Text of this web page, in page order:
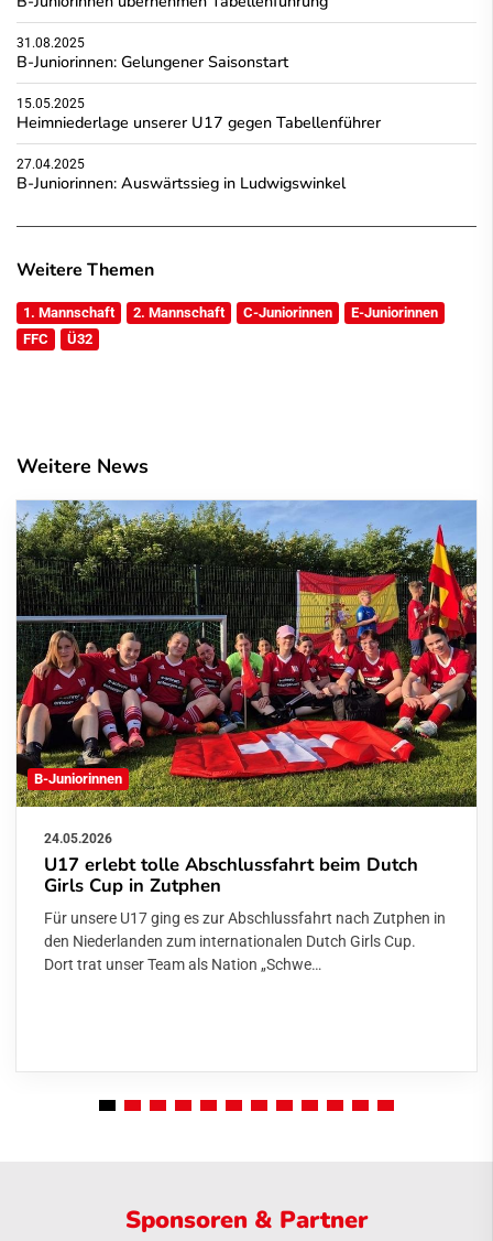
31.08.2025
B-Juniorinnen: Gelungener Saisonstart
15.05.2025
Heimniederlage unserer U17 gegen Tabellenführer
27.04.2025
B-Juniorinnen: Auswärtssieg in Ludwigswinkel
Weitere Themen
1. Mannschaft 2. Mannschaft C-Juniorinnen
E-Juniorinnen
FFC
Ü32
Weitere News
B-Juniorinnen
24.05.2026
U17 erlebt tolle Abschlussfahrt beim Dutch
Girls Cup in Zutphen
Für unsere U17 ging es zur Abschlussfahrt nach Zutphen in
den Niederlanden zum internationalen Dutch Girls Cup. Dort
trat unser Team als Nation „Schwe…
Sponsoren & Partner